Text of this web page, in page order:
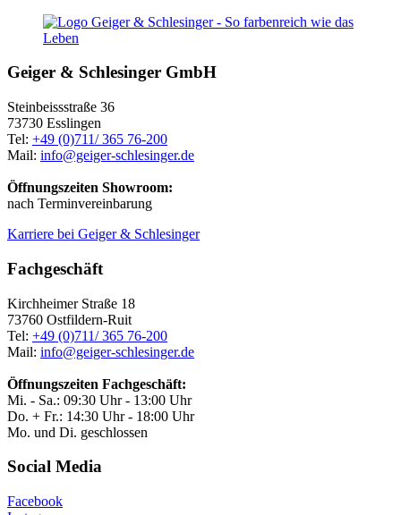
Geiger & Schlesinger GmbH
Steinbeissstraße 36
73730 Esslingen
Tel: +49 (0)711/ 365 76-200
Mail: info@geiger-schlesinger.de
Öffnungszeiten Showroom:
nach Terminvereinbarung
Karriere bei Geiger & Schlesinger
Fachgeschäft
Kirchheimer Straße 18
73760 Ostfildern-Ruit
Tel: +49 (0)711/ 365 76-200
Mail: info@geiger-schlesinger.de
Öffnungszeiten Fachgeschäft:
Mi. - Sa.: 09:30 Uhr - 13:00 Uhr
Do. + Fr.: 14:30 Uhr - 18:00 Uhr
Mo. und Di. geschlossen
Social Media
Facebook